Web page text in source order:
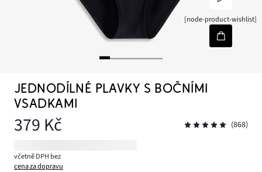
[node-product-wishlist]
JEDNODÍLNÉ PLAVKY S BOČNÍMI
VSADKAMI
379 Kč (868)
včetně DPH bez
cena za dopravu